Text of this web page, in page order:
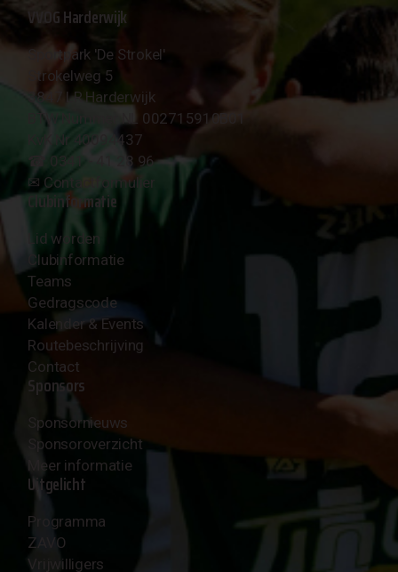
VVOG Harderwijk
Sportpark 'De Strokel'
Strokelweg 5
3847 LR Harderwijk
BTW Nummer NL 002715910B01
KvK Nr 40094437
☎︎ 0341 - 41 28 96
✉︎ Contactformulier
Clubinformatie
Lid worden
Clubinformatie
Teams
Gedragscode
Kalender & Events
Routebeschrijving
Contact
Sponsors
Sponsornieuws
Sponsoroverzicht
Meer informatie
Uitgelicht
Programma
ZAVO
Vrijwilligers